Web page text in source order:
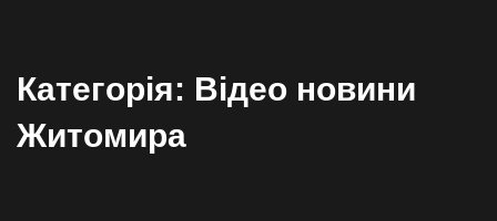
Категорія: Відео новини
Житомира